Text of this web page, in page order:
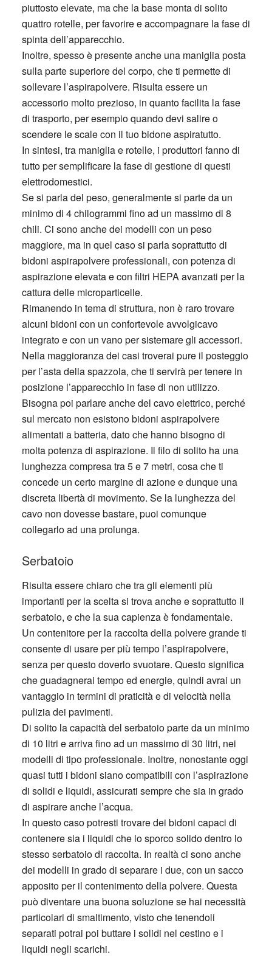
piuttosto elevate, ma che la base monta di solito
quattro rotelle, per favorire e accompagnare la fase di
spinta dell’apparecchio.
Inoltre, spesso è presente anche una maniglia posta
sulla parte superiore del corpo, che ti permette di
sollevare l’aspirapolvere. Risulta essere un
accessorio molto prezioso, in quanto facilita la fase
di trasporto, per esempio quando devi salire o
scendere le scale con il tuo bidone aspiratutto.
In sintesi, tra maniglia e rotelle, i produttori fanno di
tutto per semplificare la fase di gestione di questi
elettrodomestici.
Se si parla del peso, generalmente si parte da un
minimo di 4 chilogrammi fino ad un massimo di 8
chili. Ci sono anche dei modelli con un peso
maggiore, ma in quel caso si parla soprattutto di
bidoni aspirapolvere professionali, con potenza di
aspirazione elevata e con filtri HEPA avanzati per la
cattura delle microparticelle.
Rimanendo in tema di struttura, non è raro trovare
alcuni bidoni con un confortevole avvolgicavo
integrato e con un vano per sistemare gli accessori.
Nella maggioranza dei casi troverai pure il posteggio
per l’asta della spazzola, che ti servirà per tenere in
posizione l’apparecchio in fase di non utilizzo.
Bisogna poi parlare anche del cavo elettrico, perché
sul mercato non esistono bidoni aspirapolvere
alimentati a batteria, dato che hanno bisogno di
molta potenza di aspirazione. Il filo di solito ha una
lunghezza compresa tra 5 e 7 metri, cosa che ti
concede un certo margine di azione e dunque una
discreta libertà di movimento. Se la lunghezza del
cavo non dovesse bastare, puoi comunque
collegarlo ad una prolunga.
Serbatoio
Risulta essere chiaro che tra gli elementi più
importanti per la scelta si trova anche e soprattutto il
serbatoio, e che la sua capienza è fondamentale.
Un contenitore per la raccolta della polvere grande ti
consente di usare per più tempo l’aspirapolvere,
senza per questo doverlo svuotare. Questo significa
che guadagnerai tempo ed energie, quindi avrai un
vantaggio in termini di praticità e di velocità nella
pulizia dei pavimenti.
Di solito la capacità del serbatoio parte da un minimo
di 10 litri e arriva fino ad un massimo di 30 litri, nei
modelli di tipo professionale. Inoltre, nonostante oggi
quasi tutti i bidoni siano compatibili con l’aspirazione
di solidi e liquidi, assicurati sempre che sia in grado
di aspirare anche l’acqua.
In questo caso potresti trovare dei bidoni capaci di
contenere sia i liquidi che lo sporco solido dentro lo
stesso serbatoio di raccolta. In realtà ci sono anche
dei modelli in grado di separare i due, con un sacco
apposito per il contenimento della polvere. Questa
può diventare una buona soluzione se hai necessità
particolari di smaltimento, visto che tenendoli
separati potrai poi buttare i solidi nel cestino e i
liquidi negli scarichi.